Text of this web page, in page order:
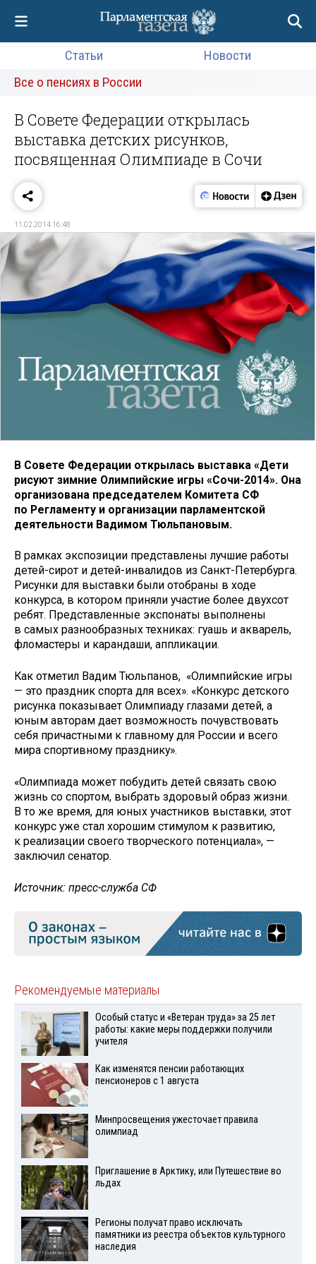
Статьи
Новости
Все о пенсиях в России
В Совете Федерации открылась
выставка детских рисунков,
посвященная Олимпиаде в Сочи
11.02.2014 16:48
В Совете Федерации открылась выставка «Дети
рисуют зимние Олимпийские игры «Сочи-2014». Она
организована председателем Комитета СФ
по Регламенту и организации парламентской
деятельности Вадимом Тюльпановым.
В рамках экспозиции представлены лучшие работы
детей-сирот и детей-инвалидов из Санкт-Петербурга.
Рисунки для выставки были отобраны в ходе
конкурса, в котором приняли участие более двухсот
ребят. Представленные экспонаты выполнены
в самых разнообразных техниках: гуашь и акварель,
фломастеры и карандаши, аппликации.
Как отметил Вадим Тюльпанов, «Олимпийские игры
— это праздник спорта для всех». «Конкурс детского
рисунка показывает Олимпиаду глазами детей, а
юным авторам дает возможность почувствовать
себя причастными к главному для России и всего
мира спортивному празднику».
«Олимпиада может побудить детей связать свою
жизнь со спортом, выбрать здоровый образ жизни.
В то же время, для юных участников выставки, этот
конкурс уже стал хорошим стимулом к развитию,
к реализации своего творческого потенциала», —
заключил сенатор.
Источник: пресс-служба СФ
Рекомендуемые материалы
Особый статус и «Ветеран труда» за 25 лет
работы: какие меры поддержки получили
учителя
Как изменятся пенсии работающих
пенсионеров с 1 августа
Минпросвещения ужесточает правила
олимпиад
Приглашение в Арктику, или Путешествие во
льдах
Регионы получат право исключать
памятники из реестра объектов культурного
наследия